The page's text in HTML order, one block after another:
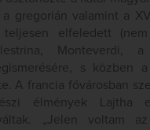
gregorián valamint a
teljesen elfeledett
Monteverdi, a
s közben
A francia fővárosban
élmények Lajtha
váltak. „Jelen voltam